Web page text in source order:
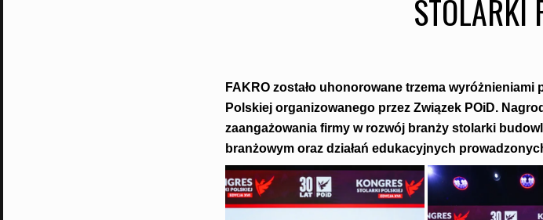
STOLARKI
FAKRO zostało uhonorowane trzema
Polskiej organizowanego przez Związek POiD.
zaangażowania firmy w rozwój branży stolarki
branżowym oraz działań edukacyjnych